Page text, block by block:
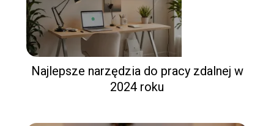
Najlepsze narzędzia do pracy zdalnej w
2024 roku